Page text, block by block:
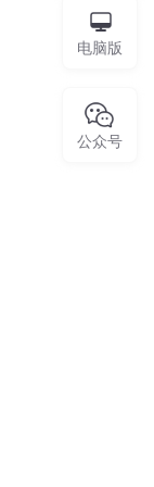
电脑版
公众号